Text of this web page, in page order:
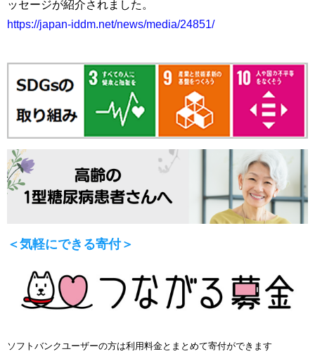
ッセージが紹介されました。
https://japan-iddm.net/news/media/24851/
＜気軽にできる寄付＞
ソフトバンクユーザーの方は利用料金とまとめて寄付ができます